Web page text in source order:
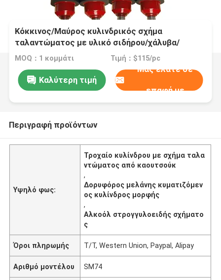
Κόκκινος/Μαύρος κυλινδρικός σχήμα
ταλαντώματος με υλικό σιδήρου/χάλυβα/
καουτσούκ για ταχεία παράδοση SM74
MOQ：1 κομμάτι Τιμή：$115/pc
Καλύτερη τιμή
Μας ελάτε σε
επαφή με
Περιγραφή προϊόντων
Υψηλό φως:
Τροχαίο κυλίνδρου με σχήμα ταλα
ντώματος από καουτσούκ
,
Δορυφόρος μελάνης κυματιζόμεν
ος κυλίνδρος μορφής
,
Αλκοόλ στρογγυλοειδής σχήματο
ς
Όροι πληρωμής T/T, Western Union, Paypal, Alipay
Αριθμό μοντέλου SM74